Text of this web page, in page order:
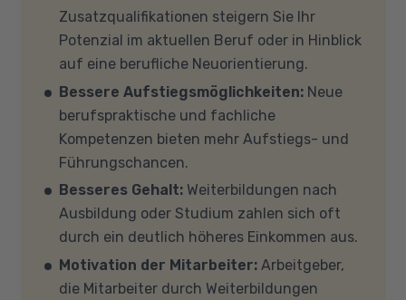
Beschäftigungsmöglichkeiten in ihrem
bekannten Berufsumfeld und der Branche
prognostizieren.
für mich die richtige? stellen wir Ihnen
verschiedene Fördermöglichkeiten vor. Sehr
gerne beraten wir Sie auch in einem
persönlichen Gespräch zu diesem Thema.
teilnehmen (mit Zustimmung Ihres
Kostenträgers), sprechen Sie uns an, in den
meisten Fällen können wir Ihnen Leih-
mit Ihren eigenen Geräten am Unterricht
teilnehmen, empfehlen wir PCs oder Laptops
mit Windows 10 oder Windows 11, mindestens 8
GB Arbeitsspeicher (RAM) und einem aktuellen
Mehrkern-Prozessor (CPU). Der Unterricht
findet in Microsoft Teams statt. Bitte achten
Sie darauf, dass Ihre Sicherheitsprogramme
und -einstellungen (Anti-Viren-Programme,
Firewalls etc.) die Verbindung mit MS Teams
Zusatzqualifikationen steigern Sie Ihr
Potenzial im aktuellen Beruf oder in Hinblick
auf eine berufliche Neuorientierung.
Bessere Aufstiegsmöglichkeiten: Neue
berufspraktische und fachliche
Kompetenzen bieten mehr Aufstiegs- und
Führungschancen.
Besseres Gehalt: Weiterbildungen nach
Ausbildung oder Studium zahlen sich oft
durch ein deutlich höheres Einkommen aus.
Motivation der Mitarbeiter: Arbeitgeber,
die Mitarbeiter durch Weiterbildungen